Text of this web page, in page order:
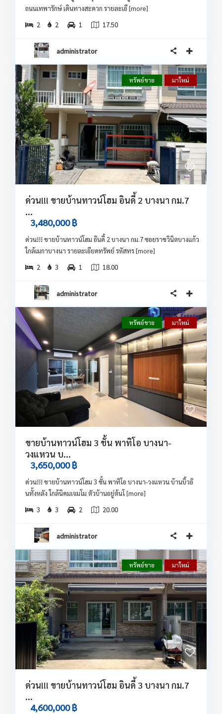
ถนนเทพารักษ์ เดินทางสะดวก รายละเอี[more]
2
2 1 17.50
administrator
ทรัพย์ขาย มาใหม่
ด่วน!!! ขายบ้านทาวน์โฮม อินดี้ 2 บางนา กม.7
...
3,480,000 ฿
ด่วน!!! ขายบ้านทาวน์โฮม อินดี้ 2 บางนา กม.7 ซอยราชวินิตบางแก้ว
ใกล้เมกาบางนา รายละเอียดทรัพย์ รหัสทร[more]
2
3 1 18.00
administrator
ทรัพย์ขาย มาใหม่
ขายบ้านทาวน์โฮม 3 ชั้น พาทิโอ บางนา-
วงแหวน บ...
3,650,000 ฿
ด่วน!!! ขายบ้านทาวน์โฮม 3 ชั้น พาทิโอ บางนา-วงแหวน บ้านบิ้วอิ
นทั้งหลัง ใกล้นิคมเจมโม ตัวบ้านอยู่ต้นโ[more]
3
3 2 20.00
administrator
ทรัพย์ขาย มาใหม่
ด่วน!!! ขายบ้านทาวน์โฮม อินดี้ 3 บางนา กม.7
...
4,600,000 ฿